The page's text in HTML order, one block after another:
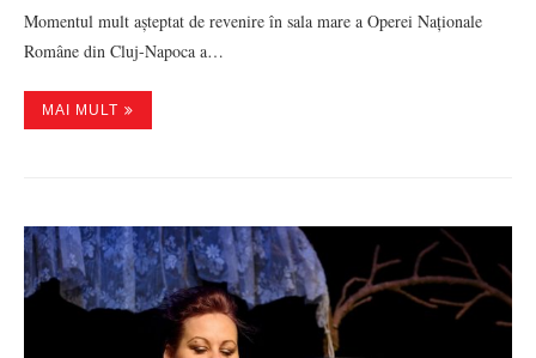
Momentul mult așteptat de revenire în sala mare a Operei Naționale
Române din Cluj-Napoca a…
MAI MULT